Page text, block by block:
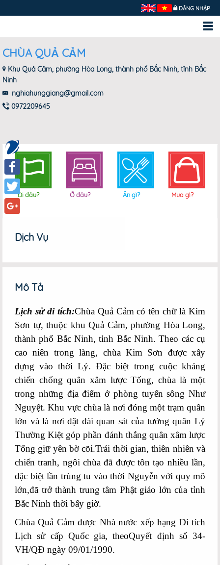
ĐĂNG NHẬP
Facebook
Twitter
CHÙA QUẢ CẢM
Khu Quả Cảm, phường Hòa Long, thành phố Bắc Ninh, tỉnh Bắc
Ninh
nghiahunggiang@gmail.com
0972209645
Đi đâu? Ở đâu? Ăn gì? Mua gì?
Dịch Vụ
Mô Tả
Lịch sửdi tích:Chùa Quả Cảm có tên chữ là Kim
Sơn tự, thuộc khu Quả Cảm, phường Hòa Long,
thành phố Bắc Ninh, tỉnh Bắc Ninh. Theo các cụ
cao niên trong làng, chùa Kim Sơn được xây
dựng vào thời Lý. Đặc biệt trong cuộc kháng
chiến chống quân xâm lược Tống, chùa là một
trong những địa điểm ở phòng tuyến sông Như
Nguyệt. Khu vực chùa là nơi đóng một trạm quân
lớn và là nơi đặt đài quan sát của tướng quân Lý
Thường Kiệt góp phần đánh thắng quân xâm lược
Tống giữ yên bờ cõi.Trải thời gian,thiên nhiên và
chiến tranh, ngôi chùa đã được tôn tạo nhiều lần,
đặc biệt lần trùng tu vào thời Nguyễn với quy mô
lớn,đã trở thành trung tâm Phật giáo lớn của tỉnh
Bắc Ninh thời bấy giờ.
Chùa Quả Cảmđược Nhà nước xếp hạng Di tích
Lịch sử cấp Quốc gia, theoQuyết định số 34-
VH/QĐ ngày 09/01/1990.